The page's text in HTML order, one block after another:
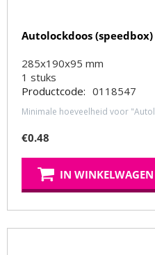
Autolockdoos (speedbox)
285x190x95 mm
1 stuks
Productcode: 0118547
Minimale hoeveelheid voor
€0.48
IN WINKELWAGEN